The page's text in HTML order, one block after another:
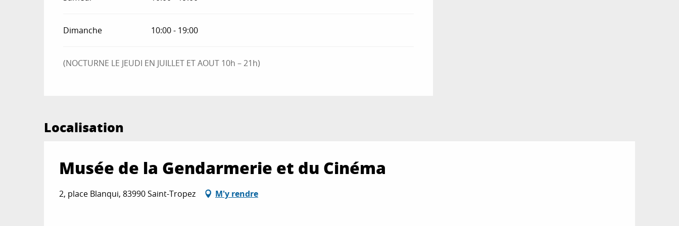
Dimanche 10:00 - 19:00
(NOCTURNE LE JEUDI EN JUILLET ET AOUT 10h – 21h)
Localisation
Musée de la Gendarmerie et du Cinéma
2, place Blanqui, 83990 Saint-Tropez M'y rendre